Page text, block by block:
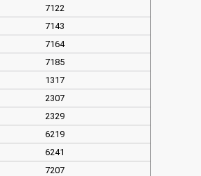
7122
7143
7164
7185
1317
2307
2329
6219
6241
7207